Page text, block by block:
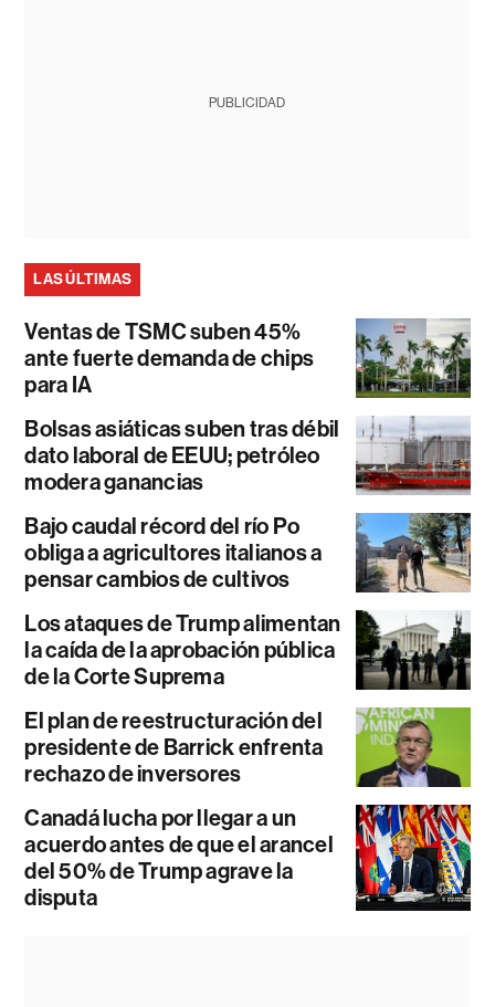
PUBLICIDAD
LAS ÚLTIMAS
Ventas de TSMC suben 45%
ante fuerte demanda de chips
para IA
Bolsas asiáticas suben tras débil
dato laboral de EEUU; petróleo
modera ganancias
Bajo caudal récord del río Po
obliga a agricultores italianos a
pensar cambios de cultivos
Los ataques de Trump alimentan
la caída de la aprobación pública
de la Corte Suprema
El plan de reestructuración del
presidente de Barrick enfrenta
rechazo de inversores
Canadá lucha por llegar a un
acuerdo antes de que el arancel
del 50% de Trump agrave la
disputa